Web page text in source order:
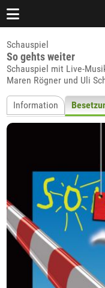
Schauspiel
So gehts weiter
Schauspiel mit Live-
Maren Rögner und Uli
Information